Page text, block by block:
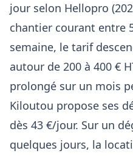
jour selon Hellopro
chantier courant entre
semaine, le tarif
autour de 200 à 400 €
prolongé sur un mois
Kiloutou propose ses
dès 43 €/jour. Sur un
quelques jours, la